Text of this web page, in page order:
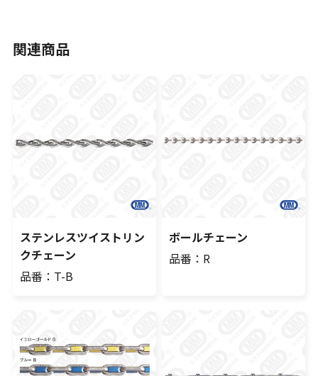
関連商品
ステンレスツイストリン
クチェーン
品番：T-B
ボールチェーン
品番：R